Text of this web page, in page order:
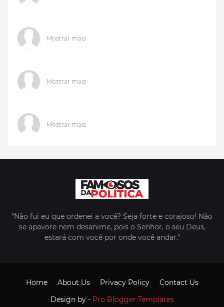
Mostrar mais
Mostrar mais
Mostrar mais
"Não fui eu que ordenei a você? Seja forte e corajoso! Não
se apavore nem desanime, pois o Senhor, o seu Deus,
estará com você por onde você andar."
Design by - Pro Blogger Templates
Home About Us Privacy Policy Contact Us